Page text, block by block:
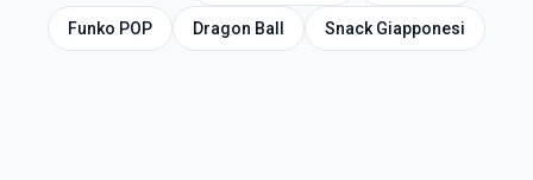
Funko POP Dragon Ball Snack Giapponesi